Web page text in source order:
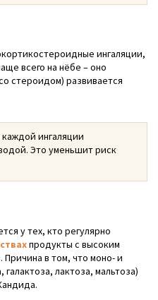
ингаляции,
всего на нёбе – оно
стероидом) развивается
ингаляции
Это уменьшит риск
у тех, кто регулярно
продукты с высоким
в том, что моно- и
лактоза, мальтоза)